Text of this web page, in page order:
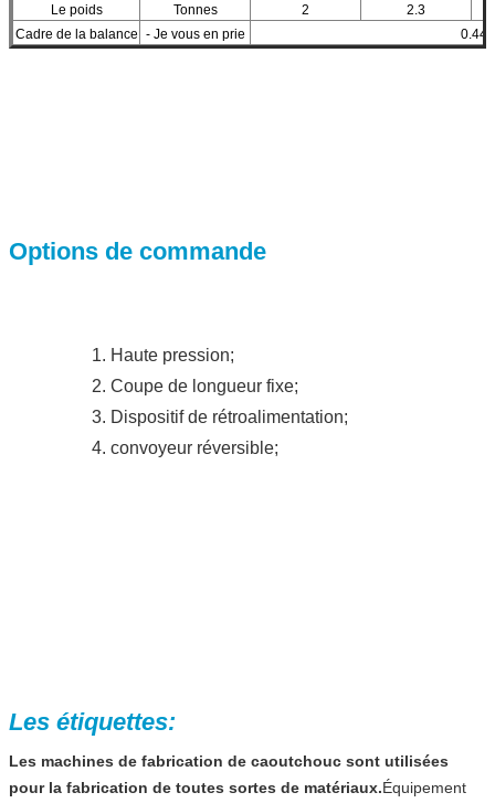
Le poids Tonnes 2
2.3
Cadre de la balance - Je vous en prie 0.44
Options de commande
1. Haute pression;
2. Coupe de longueur fixe;
3. Dispositif de rétroalimentation;
4. convoyeur réversible;
Les étiquettes:
Les machines de fabrication de caoutchouc sont utilisées
pour la fabrication de toutes sortes de matériaux.Équipement